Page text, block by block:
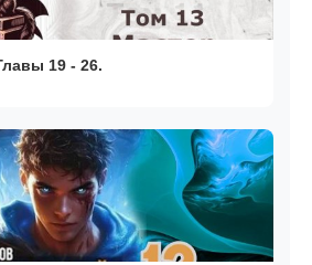
19 - 26.